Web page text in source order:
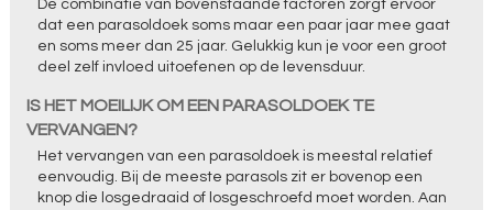
De combinatie van bovenstaande factoren zorgt ervoor
dat een parasoldoek soms maar een paar jaar mee gaat
en soms meer dan 25 jaar. Gelukkig kun je voor een groot
deel zelf invloed uitoefenen op de levensduur.
IS HET MOEILIJK OM EEN PARASOLDOEK TE
VERVANGEN?
Het vervangen van een parasoldoek is meestal relatief
eenvoudig. Bij de meeste parasols zit er bovenop een
knop die losgedraaid of losgeschroefd moet worden. Aan